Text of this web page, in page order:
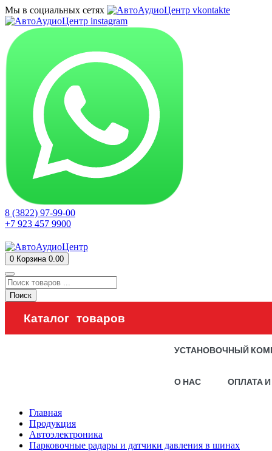
Мы в социальных сетях
8 (3822) 97-99-00
+7 923 457 9900
0 Корзина 0.00
Поиск
Каталог товаров
УСТАНОВОЧНЫЙ
О НАС ОПЛАТА
Главная
Продукция
Автоэлектроника
Парковочные радары и датчики давления в шинах